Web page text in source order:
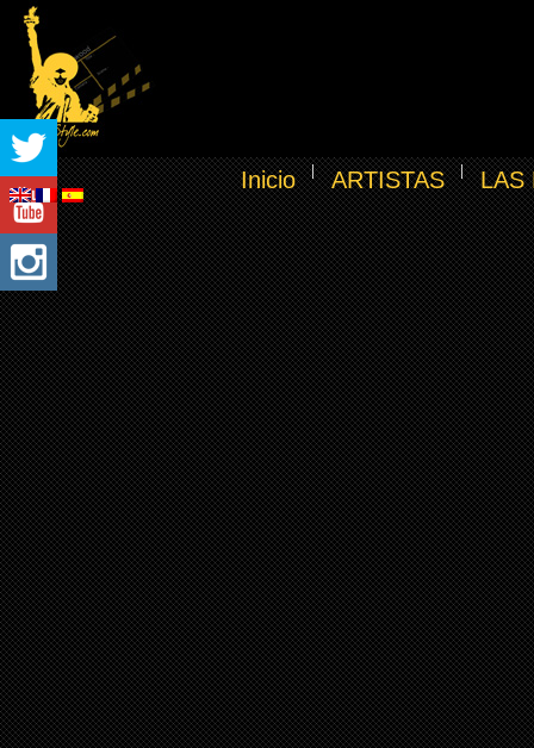
Inicio ARTISTAS LAS